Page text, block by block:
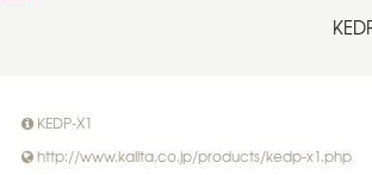
KEDP-X1
http://www.kalita.co.jp/products/kedp-x1.php